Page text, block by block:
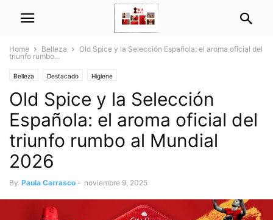
Home Belleza
Old Spice y la Selección Española: el aroma oficial del
triunfo rumbo...
Belleza Destacado Higiene
Old Spice y la Selección
Española: el aroma oficial del
triunfo rumbo al Mundial
2026
By Paula Carrasco - noviembre 9, 2025